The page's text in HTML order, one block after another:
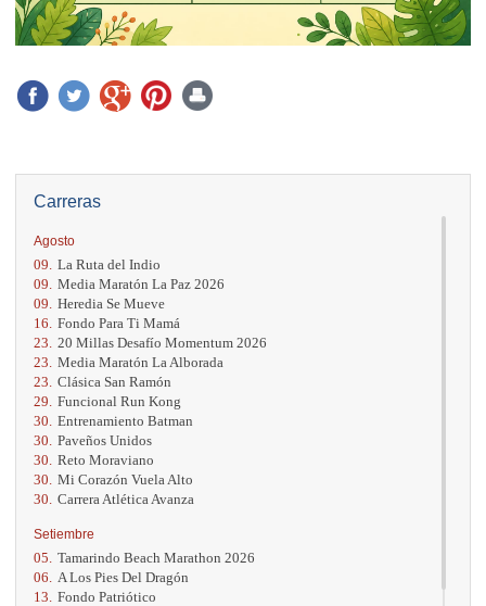
Carreras
Agosto
09. La Ruta del Indio
09. Media Maratón La Paz 2026
09. Heredia Se Mueve
16. Fondo Para Ti Mamá
23. 20 Millas Desafío Momentum 2026
23. Media Maratón La Alborada
23. Clásica San Ramón
29. Funcional Run Kong
30. Entrenamiento Batman
30. Paveños Unidos
30. Reto Moraviano
30. Mi Corazón Vuela Alto
30. Carrera Atlética Avanza
Setiembre
05. Tamarindo Beach Marathon 2026
06.
A Los Pies Del Dragón
13. Fondo Patriótico